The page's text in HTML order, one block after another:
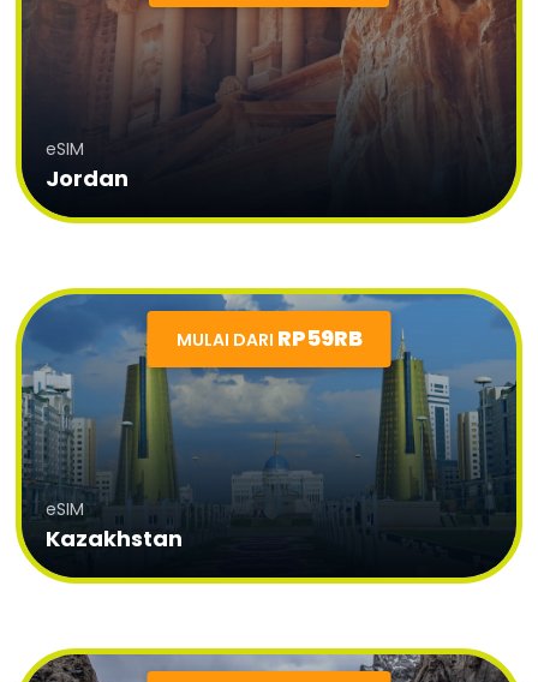
eSIM
Jordan
MULAI DARI RP59RB
eSIM
Kazakhstan